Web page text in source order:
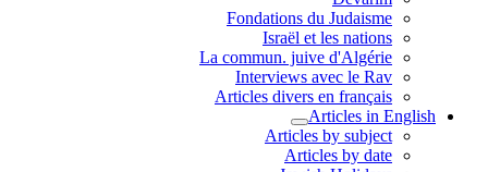
Fondations du Judaisme
Israël et les nations
La commun. juive d'Algérie
Interviews avec le Rav
Articles divers en français
Articles in English
Articles by subject
Articles by date